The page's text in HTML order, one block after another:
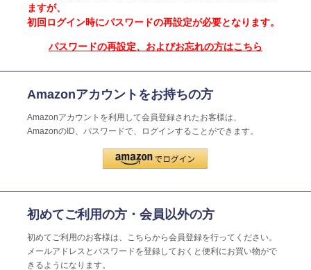
ますが、
初回ログイン時にパスワードの再設定が必要となります。
パスワードの再設定、およびお忘れの方はこちら
Amazonアカウントをお持ちの方
Amazonアカウントを利用して会員登録されたお客様は、
AmazonのID、パスワードで、ログインすることができます。
初めてご利用の方・会員以外の方
初めてご利用のお客様は、こちらから会員登録を行ってください。
メールアドレスとパスワードを登録しておくと便利にお買い物がで
きるようになります。